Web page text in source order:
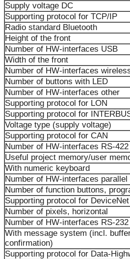
Supply voltage DC
Supporting protocol for TCP/IP
Radio standard Bluetooth
Height of the front
Number of HW-interfaces USB
Width of the front
Number of HW-interfaces
Number of buttons with LED
Number of HW-interfaces other
Supporting protocol for LON
Supporting protocol for
Voltage type (supply voltage)
Supporting protocol for CAN
Number of HW-interfaces RS-422
Useful project memory/user
With numeric keyboard
Number of HW-interfaces parallel
Number of function buttons,
Supporting protocol for
Number of pixels, horizontal
Number of HW-interfaces RS-232
With message system (incl.
confirmation)
Supporting protocol for Data-